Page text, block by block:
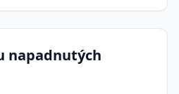
napadnutých